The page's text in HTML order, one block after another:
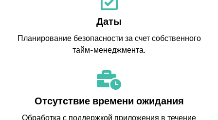
Даты
Планирование безопасности за счет собственного
тайм-менеджмента.
Отсутствие времени ожидания
Обработка с поддержкой приложения в течение